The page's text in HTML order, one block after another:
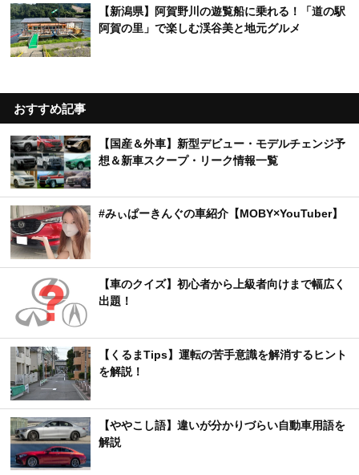
【新潟県】阿賀野川の遊覧船に乗れる！「道の駅
阿賀の里」で楽しむ渓谷美と地元グルメ
おすすめ記事
【国産＆外車】新型デビュー・モデルチェンジ予
想＆新車スクープ・リーク情報一覧
#みぃぱーきんぐの車紹介【MOBY×YouTuber】
【車のクイズ】初心者から上級者向けまで幅広く
出題！
【くるまTips】運転の苦手意識を解消するヒント
を解説！
【ややこし語】違いが分かりづらい自動車用語を
解説